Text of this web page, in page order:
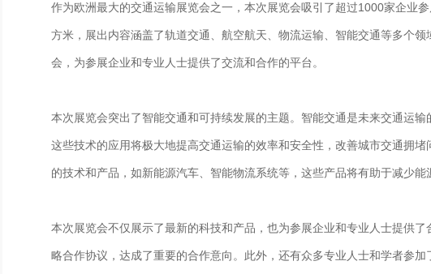
作为欧洲最大的交通运输展览会之一，本次展览会吸引了超过1000家企业
方米，展出内容涵盖了轨道交通、航空航天、物流运输、智能交通等多个
会，为参展企业和专业人士提供了交流和合作的平台。
本次展览会突出了智能交通和可持续发展的主题。智能交通是未来交通运
这些技术的应用将极大地提高交通运输的效率和安全性，改善城市交通拥
的技术和产品，如新能源汽车、智能物流系统等，这些产品将有助于减少
本次展览会不仅展示了最新的科技和产品，也为参展企业和专业人士提供
略合作协议，达成了重要的合作意向。此外，还有众多专业人士和学者参